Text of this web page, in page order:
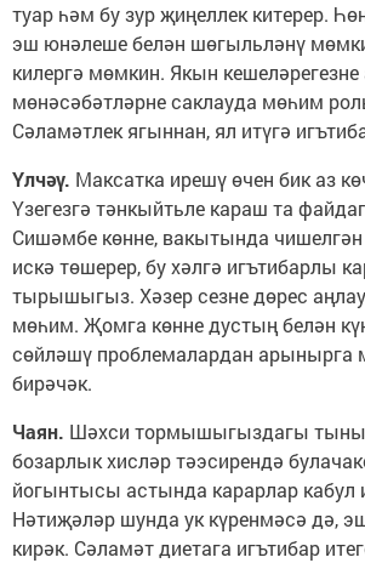
туар һәм бу зур җиңеллек китерер.
эш юнәлеше белән шөгыльләнү
килергә мөмкин. Якын кешеләрегезне
мөнәсәбәтләрне сак­лауда мөһим
Сәламәтлек ягыннан, ял итүгә
Үлчәү. Максатка ирешү өчен бик аз
Үзегезгә тәнкыйтьле караш та
Сишәмбе көнне, вакытында чишелгән
искә төшерер, бу хәлгә игътибарлы
тырышыгыз. Хәзер сезне дөрес
мөһим. Җомга көнне дустың белән
сөйләшү проблемалардан арынырга
бирәчәк.
Чаян. Шәхси тормышыгыздагы
бозарлык хисләр тәэсирендә
йогынтысы астында карарлар кабул
Нәтиҗәләр шунда ук күренмәсә дә,
кирәк. Сәламәт диетага игътибар